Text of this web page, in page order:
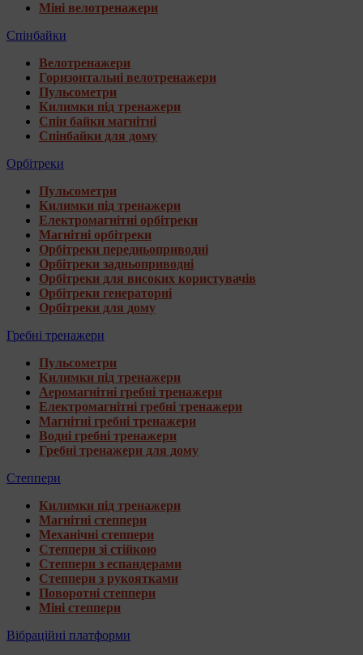
Міні велотренажери
Спінбайки
Велотренажери
Горизонтальні велотренажери
Пульсометри
Килимки під тренажери
Спін байки магнітні
Спінбайки для дому
Орбітреки
Пульсометри
Килимки під тренажери
Електромагнітні орбітреки
Магнітні орбітреки
Орбітреки передньоприводні
Орбітреки задньоприводні
Орбітреки для високих користувачів
Орбітреки генераторні
Орбітреки для дому
Гребні тренажери
Пульсометри
Килимки під тренажери
Аеромагнітні гребні тренажери
Електромагнітні гребні тренажери
Магнітні гребні тренажери
Водні гребні тренажери
Гребні тренажери для дому
Степпери
Килимки під тренажери
Магнітні степпери
Механічні степпери
Степпери зі стійкою
Степпери з еспандерами
Степпери з рукоятками
Поворотні степпери
Міні степпери
Вібраційні платформи